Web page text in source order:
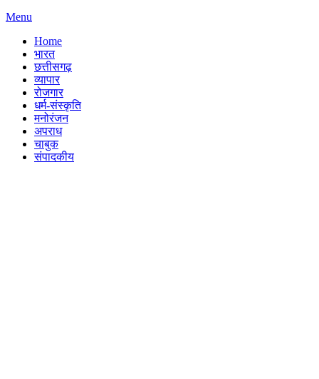
Menu
Home
भारत
छत्तीसगढ़
व्यापार
रोजगार
धर्म-संस्कृति
मनोरंजन
अपराध
चाबुक
संपादकीय